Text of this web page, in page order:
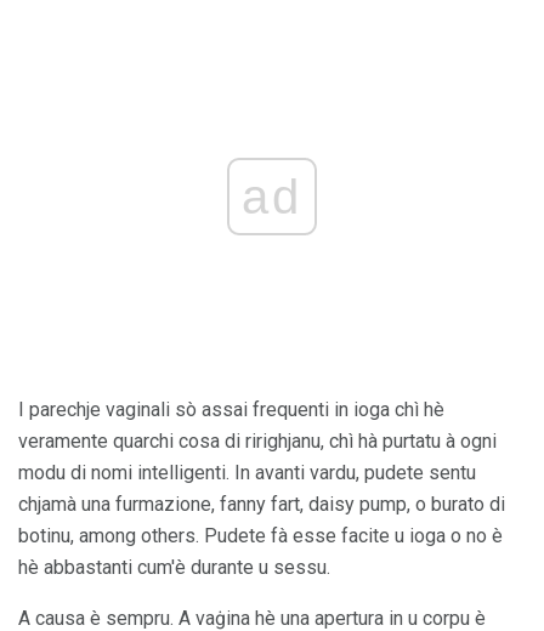
ad
I parechje vaginali sò assai frequenti in ioga chì hè
veramente quarchi cosa di ririghjanu, chì hà purtatu à ogni
modu di nomi intelligenti. In avanti vardu, pudete sentu
chjamà una furmazione, fanny fart, daisy pump, o burato di
botinu, among others. Pudete fà esse facite u ioga o no è
hè abbastanti cum'è durante u sessu.
A causa è sempru. A vaġina hè una apertura in u corpu è